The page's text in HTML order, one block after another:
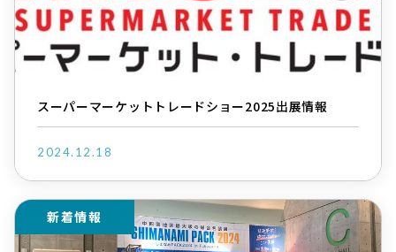
スーパーマーケットトレードショー2025出展情報
2024.12.18
新着情報